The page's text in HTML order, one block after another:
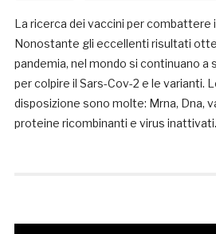
La ricerca dei vaccini per combattere
Nonostante gli eccellenti risultati
pandemia, nel mondo si continuano a
per colpire il Sars-Cov-2 e le varianti.
disposizione sono molte: Mrna, Dna,
proteine ricombinanti e virus